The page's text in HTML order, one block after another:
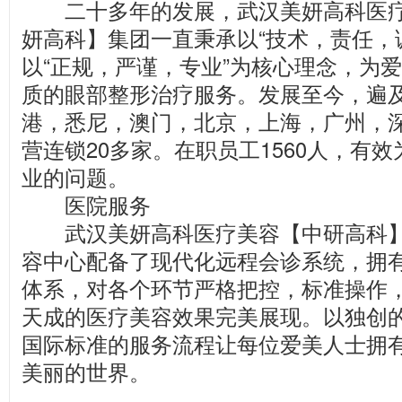
二十多年的发展，武汉美妍高科医
妍高科】集团一直秉承以“技术，责任
以“正规，严谨，专业”为核心理念，为
质的眼部整形治疗服务。发展至今，遍
港，悉尼，澳门，北京，上海，广州，
营连锁20多家。在职员工1560人，有
业的问题。
医院服务
武汉美妍高科医疗美容【中研高科
容中心配备了现代化远程会诊系统，拥
体系，对各个环节严格把控，标准操作
天成的医疗美容效果完美展现。以独创
国际标准的服务流程让每位爱美人士拥
美丽的世界。